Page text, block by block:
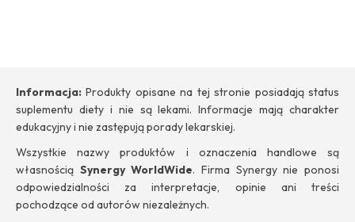
Informacja: Produkty opisane na tej stronie posiadają status
suplementu diety i nie są lekami. Informacje mają charakter
edukacyjny i nie zastępują porady lekarskiej.
Wszystkie nazwy produktów i oznaczenia handlowe są
własnością Synergy WorldWide. Firma Synergy nie ponosi
odpowiedzialności za interpretacje, opinie ani treści
pochodzące od autorów niezależnych.